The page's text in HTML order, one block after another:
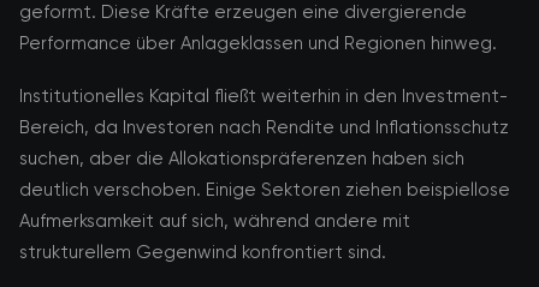
geformt. Diese Kräfte erzeugen eine divergierende
Performance über Anlageklassen und Regionen hinweg.
Institutionelles Kapital fließt weiterhin in den Investment-
Bereich, da Investoren nach Rendite und Inflationsschutz
suchen, aber die Allokationspräferenzen haben sich
deutlich verschoben. Einige Sektoren ziehen beispiellose
Aufmerksamkeit auf sich, während andere mit
strukturellem Gegenwind konfrontiert sind.